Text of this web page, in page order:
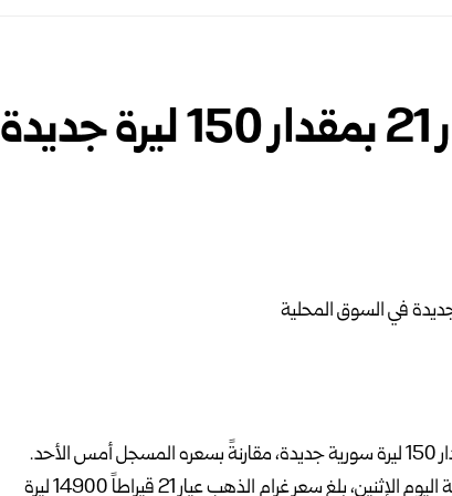
ارتفاع سعر غرام الذهب عيار 21 بمقدار 150 ليرة جديدة
لإدارة المعادن الثمينة اليوم الإثنين، بلغ سعر غرام الذهب عيار 21 قيراطاً 14900 ‏ليرة